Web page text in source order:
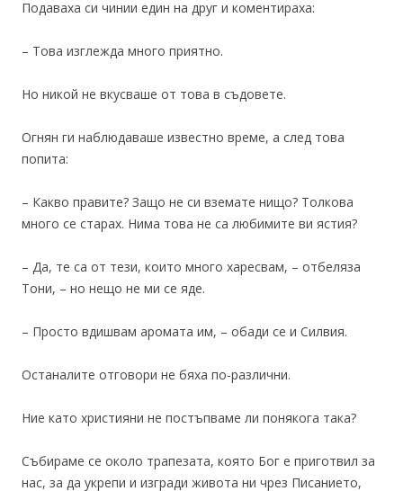
Подаваха си чинии един на друг и коментираха:
– Това изглежда много приятно.
Но никой не вкусваше от това в съдовете.
Огнян ги наблюдаваше известно време, а след това
попита:
– Какво правите? Защо не си вземате нищо? Толкова
много се старах. Нима това не са любимите ви ястия?
– Да, те са от тези, които много харесвам, – отбеляза
Тони, – но нещо не ми се яде.
– Просто вдишвам аромата им, – обади се и Силвия.
Останалите отговори не бяха по-различни.
Ние като християни не постъпваме ли понякога така?
Събираме се около трапезата, която Бог е приготвил за
нас, за да укрепи и изгради живота ни чрез Писанието,